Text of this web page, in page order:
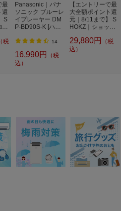
最
還
S
（税
Panasonic｜パナ
ソニック ブルーレ
イプレーヤー DM
P-BD90S-K [ハイ
用...
14
16,990円
（税
込）
【エントリーで最
大全額ポイント還
元｜8/11まで】 S
HOKZ｜ショック
ス...
29,880円
（税
込）